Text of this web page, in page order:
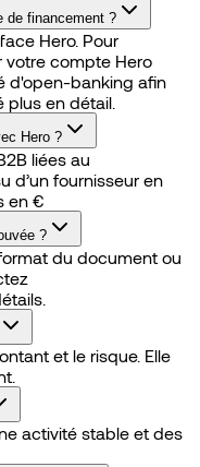
de financement ?
Hero. Pour
votre compte Hero
d'open-banking afin
plus en détail.
Hero ?
liées au
d’un fournisseur en
en €
?
du document ou
et le risque. Elle
activité stable et des